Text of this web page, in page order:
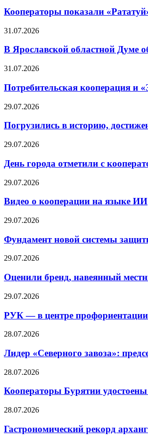
Кооператоры показали
31.07.2026
В Ярославской областной Думе
31.07.2026
Потребительская кооперация и
29.07.2026
Погрузились в историю,
29.07.2026
День города отметили с
29.07.2026
Видео о кооперации на языке ИИ
29.07.2026
Фундамент новой системы
29.07.2026
Оценили бренд, навеянный
29.07.2026
РУК — в центре
28.07.2026
Лидер «Северного завоза»:
28.07.2026
Кооператоры Бурятии
28.07.2026
Гастрономический рекорд